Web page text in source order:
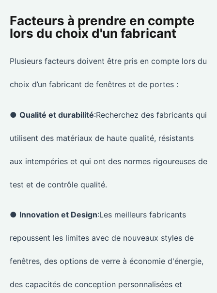
Facteurs à prendre en compte
lors du choix d'un fabricant
Plusieurs facteurs doivent être pris en compte lors du
choix d’un fabricant de fenêtres et de portes :
● Qualité et durabilité:Recherchez des fabricants qui
utilisent des matériaux de haute qualité, résistants
aux intempéries et qui ont des normes rigoureuses de
test et de contrôle qualité.
● Innovation et Design:Les meilleurs fabricants
repoussent les limites avec de nouveaux styles de
fenêtres, des options de verre à économie d'énergie,
des capacités de conception personnalisées et